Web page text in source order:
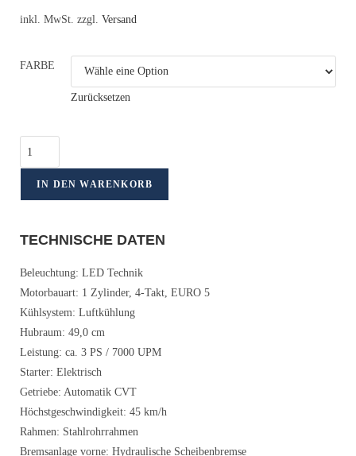
inkl. MwSt. zzgl. Versand
FARBE
Zurücksetzen
IN DEN WARENKORB
TECHNISCHE DATEN
Beleuchtung: LED Technik
Motorbauart: 1 Zylinder, 4-Takt, EURO 5
Kühlsystem: Luftkühlung
Hubraum: 49,0 cm
Leistung: ca. 3 PS / 7000 UPM
Starter: Elektrisch
Getriebe: Automatik CVT
Höchstgeschwindigkeit: 45 km/h
Rahmen: Stahlrohrrahmen
Bremsanlage vorne: Hydraulische Scheibenbremse